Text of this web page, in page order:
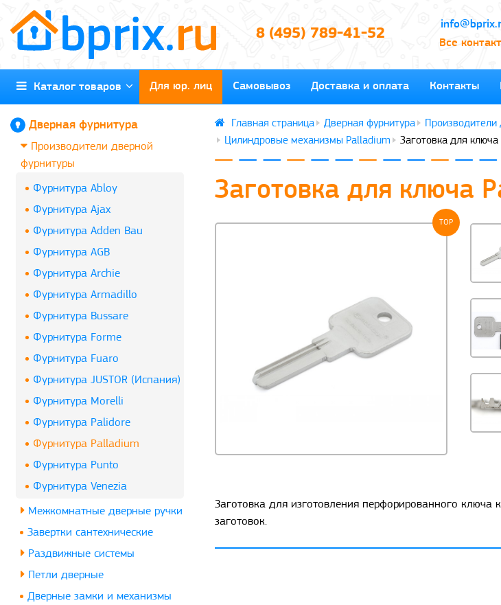
8 (495) 789-41-52
Все
Каталог товаров Для юр. лиц Самовывоз Доставка и оплата Контакты
Дверная фурнитура
Производители дверной
фурнитуры
Фурнитура Abloy
Фурнитура Ajax
Фурнитура Adden Bau
Фурнитура AGB
Фурнитура Archie
Фурнитура Armadillo
Фурнитура Bussare
Фурнитура Forme
Фурнитура Fuaro
Фурнитура JUSTOR (Испания)
Фурнитура Morelli
Фурнитура Palidore
Фурнитура Palladium
Фурнитура Punto
Фурнитура Venezia
Межкомнатные дверные ручки
Завертки сантехнические
Раздвижные системы
Петли дверные
Дверные замки и механизмы
Дверная фурнитура
Цилиндровые механизмы Palladium
Заготовка для
Заготовка для ключа
TOP
Заготовка для изготовления перфорированного
заготовок.